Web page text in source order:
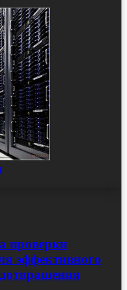
проверки
эффективного